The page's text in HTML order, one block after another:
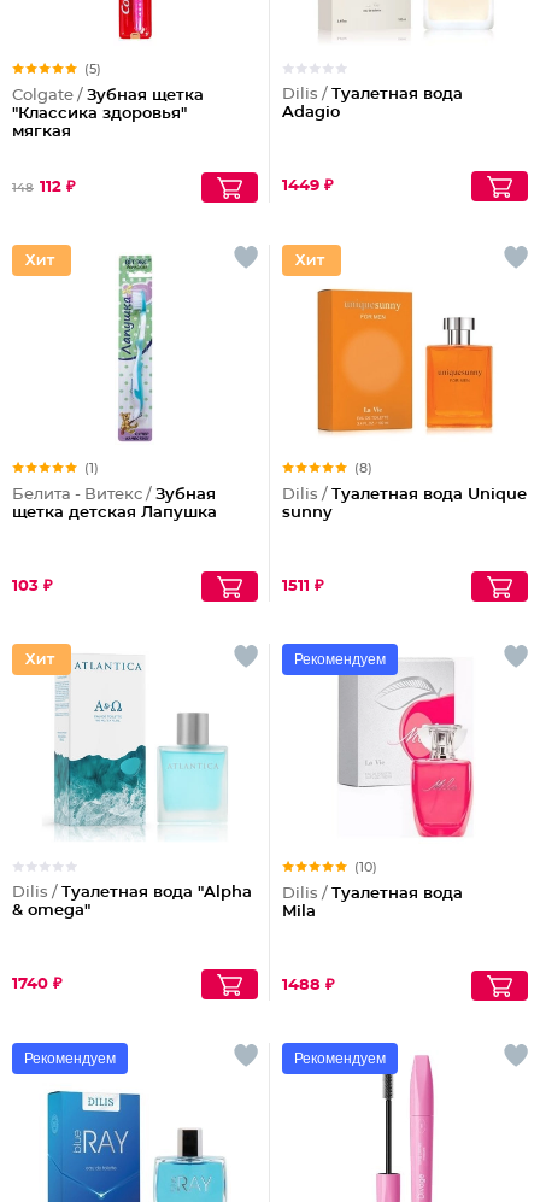
(5)
Colgate / Зубная щетка
"Классика здоровья"
мягкая
148 112 ₽
Dilis / Туалетная вода
Adagio
1449 ₽
(1)
Белита - Витекс / Зубная
щетка детская Лапушка
103 ₽
(8)
Dilis / Туалетная вода Unique
sunny
1511 ₽
Dilis / Туалетная вода "Alpha
& omega"
1740 ₽
Рекомендуем
(10)
Dilis / Туалетная вода
Mila
1488 ₽
Рекомендуем Рекомендуем